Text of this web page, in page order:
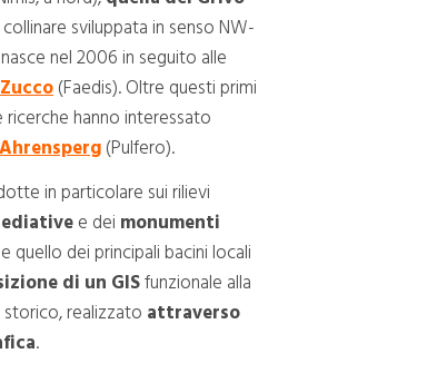
sviluppata in senso NW-
nel 2006 in seguito alle
Zucco (Faedis). Oltre questi primi
ricerche hanno interessato
Ahrensperg (Pulfero).
in particolare sui rilievi
e dei monumenti
quello dei principali bacini locali
di un GISfunzionale alla
realizzato attraverso
.